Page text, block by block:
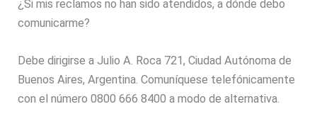
¿Si mis reclamos no han sido atendidos, a dónde debo
comunicarme?
Debe dirigirse a Julio A. Roca 721, Ciudad Autónoma de
Buenos Aires, Argentina. Comuníquese telefónicamente
con el número 0800 666 8400 a modo de alternativa.